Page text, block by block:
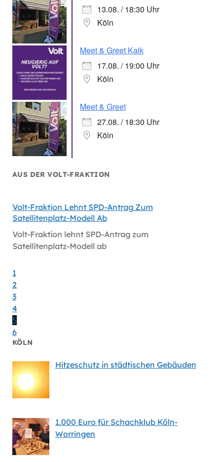
13.08. / 18:30 Uhr
Köln
Meet & Greet Kalk
17.08. / 19:00 Uhr
Köln
Meet & Greet
27.08. / 18:30 Uhr
Köln
AUS DER VOLT-FRAKTION
Volt-Fraktion Lehnt SPD-Antrag Zum
Satellitenplatz-Modell Ab
Volt-Fraktion lehnt SPD-Antrag zum
Satellitenplatz-Modell ab
1
2
3
4
5
6
KÖLN
Hitzeschutz in städtischen Gebäuden
1.000 Euro für Schachklub Köln-
Worringen